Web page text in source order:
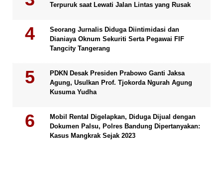
Terpuruk saat Lewati Jalan Lintas yang Rusak
Seorang Jurnalis Diduga Diintimidasi dan
Dianiaya Oknum Sekuriti Serta Pegawai FIF
Tangcity Tangerang
PDKN Desak Presiden Prabowo Ganti Jaksa
Agung, Usulkan Prof. Tjokorda Ngurah Agung
Kusuma Yudha
Mobil Rental Digelapkan, Diduga Dijual dengan
Dokumen Palsu, Polres Bandung Dipertanyakan:
Kasus Mangkrak Sejak 2023